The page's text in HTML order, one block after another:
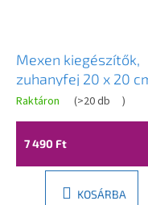
Mexen kiegészítők,
zuhanyfej 20 x 20
D-45, fekete, 79745-
Raktáron (>20 db )
7 490 Ft
KOSÁRBA